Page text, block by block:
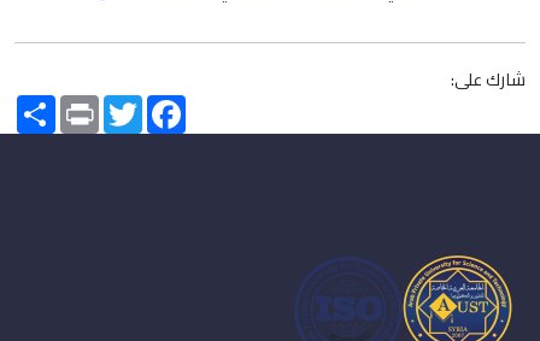
شارك على:
Share PrintTwitterFacebook